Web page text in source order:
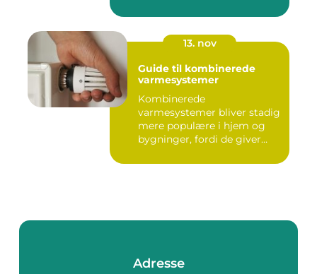
13. nov
Guide til kombinerede
varmesystemer
Kombinerede
varmesystemer bliver stadig
mere populære i hjem og
bygninger, fordi de giver
Adresse